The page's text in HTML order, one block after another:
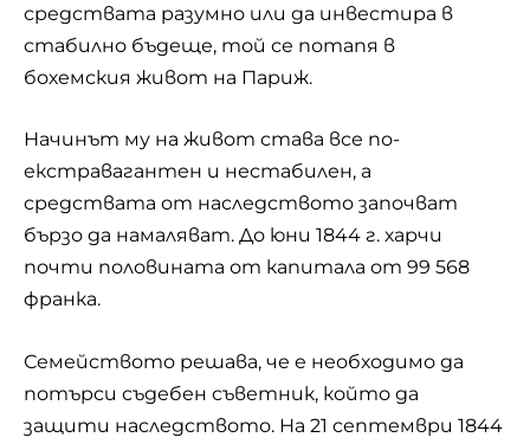
средствата разумно или да инвестира в
стабилно бъдеще, той се потапя в
бохемския живот на Париж.
Начинът му на живот става все по-
екстравагантен и нестабилен, а
средствата от наследството започват
бързо да намаляват. До юни 1844 г. харчи
почти половината от капитала от 99 568
франка.
Семейството решава, че е необходимо да
потърси съдебен съветник, който да
защити наследството. На 21 септември 1844